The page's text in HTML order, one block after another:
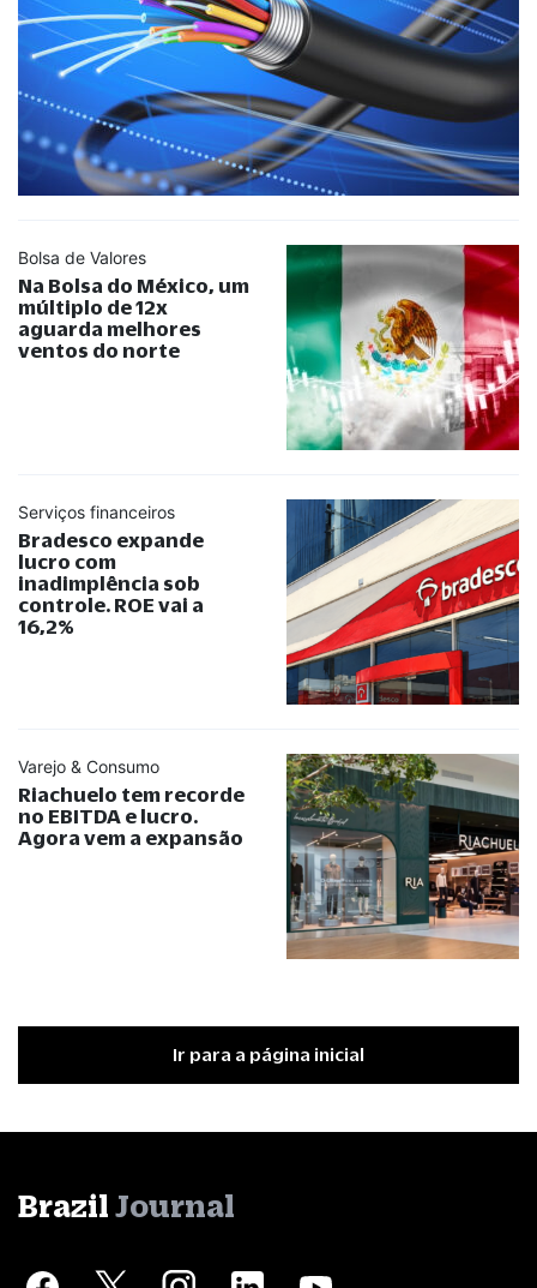
Bolsa de Valores
Na Bolsa do México, um
múltiplo de 12x
aguarda melhores
ventos do norte
Serviços financeiros
Bradesco expande
lucro com
inadimplência sob
controle. ROE vai a
16,2%
Varejo & Consumo
Riachuelo tem recorde
no EBITDA e lucro.
Agora vem a expansão
Ir para a página inicial
Brazil Journal